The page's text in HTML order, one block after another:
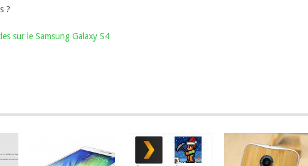
?
sur le Samsung Galaxy S4